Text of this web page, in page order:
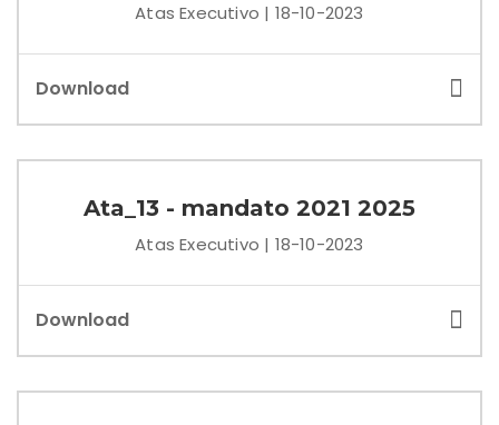
Atas Executivo | 18-10-2023
Download
Ata_13 - mandato 2021 2025
Atas Executivo | 18-10-2023
Download